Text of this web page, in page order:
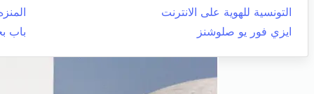
التونسية للهوية على الانترنت
ايزي فور يو صلوشنز
باب